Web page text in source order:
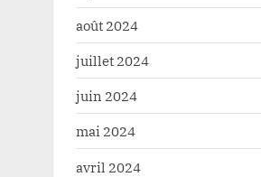
août 2024
juillet 2024
juin 2024
mai 2024
avril 2024